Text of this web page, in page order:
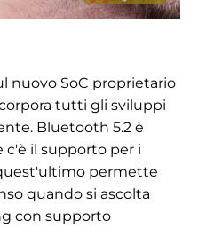
nuovo SoC proprietario
tutti gli sviluppi
Bluetooth 5.2 è
c'è il supporto per i
quest'ultimo permette
quando si ascolta
con supporto